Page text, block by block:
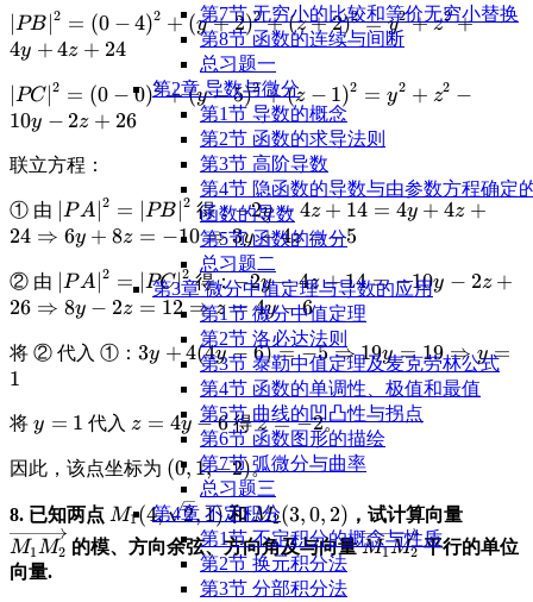
第7节 无穷小的比较和等价无穷小替换
第8节 函数的连续与间断
总习题一
第2章 导数与微分
第1节 导数的概念
第2节 函数的求导法则
第3节 高阶导数
第4节 隐函数的导数与由参数方程确定
函数的导数
第5节 函数的微分
总习题二
第3章 微分中值定理与导数的应用
第1节 微分中值定理
第2节 洛必达法则
第3节 泰勒中值定理及麦克劳林公式
第4节 函数的单调性、极值和最值
第5节 曲线的凹凸性与拐点
第6节 函数图形的描绘
第7节 弧微分与曲率
总习题三
第4章 不定积分
第1节 不定积分的概念与性质
第2节 换元积分法
第3节 分部积分法
1)^2 + (z-
2)^2 = y^2
+ z^2 - 2y -
4z + 14
\displaystyle
|PB|^2 = (0-
(y+2)^2 +
(z+2)^2 =
4y + 4z + 24
∣PB∣2 = (0 − 4)2 + (y +2)2 +(z +2)2 = y2 + z2 +
4y + 4z + 24
\displaystyle
|PC|^2 = (0-
5)^2 + (z-
1)^2 = y^2
+ z^2 - 10y -
2z + 26
∣PC∣2 = (0 − 0)2 +(y −5)2 +(z − 1)2 = y2 + z2 −
10y − 2z + 26
联立方程：
① 由 \displaystyle
|PA|^2 =
∣PA∣2 = ∣PB∣2 得：\displaystyle
-2y - 4z + 14
= 4y + 4z +
24
\Rightarrow
6y + 8z =
-10
\Rightarrow
3y + 4z = -5
−2y − 4z + 14 = 4y + 4z +
24 ⇒ 6y + 8z = −10 ⇒ 3y +4z = −5
② 由 \displaystyle
|PA|^2 =
∣PA∣2 = ∣PC∣2得：\displaystyle
-2y - 4z + 14
= -10y - 2z
+ 26
\Rightarrow
8y - 2z = 12
\Rightarrow
z = 4y - 6
−2y −4z +14 = −10y − 2z +
26 ⇒ 8y − 2z = 12 ⇒ z = 4y −6
将 ② 代入 ①： \displaystyle
3y + 4(4y -
6) = -5
\Rightarrow
19y = 19
\Rightarrow
y = 1
3y + 4(4y −6) = −5 ⇒ 19y = 19 ⇒ y =
1
将 \displaystyle
y = 1 代入 \displaystyle
z = 4y - 6
z = 4y −6得\displaystyle
z = -2
z = −2。
因此，该点坐标为 \displaystyle
(0, 1, -2)
(0, 1,−2)。
8. 已知两点 \displaystyle
M_1(4,\sqrt{2},1)
M1(4, 2,1)和\displaystyle
M_2(3,0,2)
M2(3,0, 2) ，试计算向量
M1 M2 的模、方向余弦、方向角及与向量\displaystyle
M1M2平行的单位
向量.